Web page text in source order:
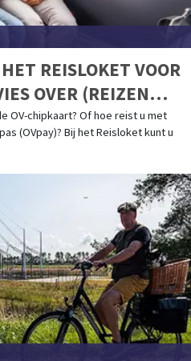
REISLOKET VOOR
OVER (REIZEN
OV-chipkaart? Of hoe reist u met
(OVpay)? Bij het Reisloket kunt u